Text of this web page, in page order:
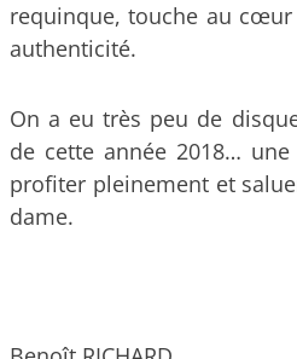
requinque, touche au
authenticité.
On a eu très peu de
de cette année 2018…
profiter pleinement et
dame.